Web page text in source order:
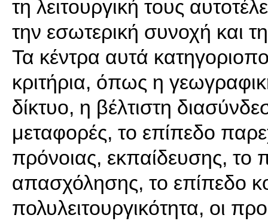
τη λειτουργική τους
την εσωτερική συνοχή και
Τα κέντρα αυτά
κριτήρια, όπως η
δίκτυο, η βέλτιστη
μεταφορές, το επίπεδο
πρόνοιας, εκπαίδευσης, το
απασχόλησης, το επίπεδο
πολυλειτουργικότητα, οι